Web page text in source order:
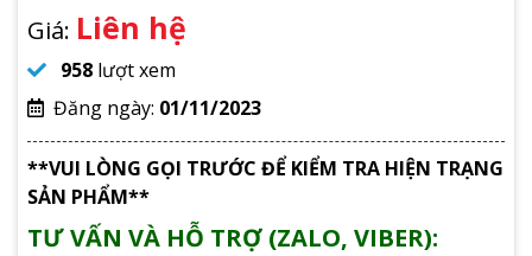
Giá: Liên hệ
958 lượt xem
Đăng ngày: 01/11/2023
**VUI LÒNG GỌI TRƯỚC ĐỂ KIỂM TRA HIỆN TRẠNG
SẢN PHẨM**
TƯ VẤN VÀ HỖ TRỢ (ZALO, VIBER):